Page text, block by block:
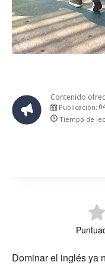
Contenido
Publicación:
Tiempo de
Dominar el inglés ya